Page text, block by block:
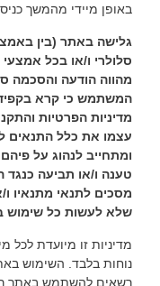
באופן מיידי מהמשך
גלישה באתר (בין
סלולרי ו/או בכל
מהווה הודעה והסכמה
המשתמש כי קרא
מדיניות הפרטיות
עצמו את כלל התנאים
ומתחייב לנהוג על
טענה ו/או תביעה
מסכים לתנאי מתנאיו
שלא לעשות כל שימוש
מדיניות זו מיועדת לכל
רשאים להשתמש באתר